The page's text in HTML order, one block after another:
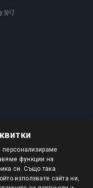
№7
АБОНИРАНЕ
персонализираме
функции на
си. Също така
използвате сайта ни,